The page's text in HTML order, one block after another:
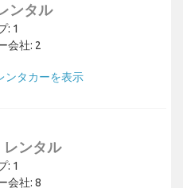
ンタル
: 1
会社: 2
ンタカーを表示
ンタル
: 1
会社: 8